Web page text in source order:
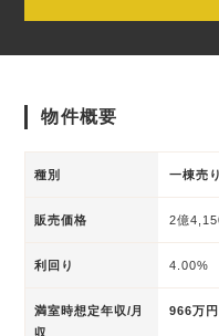
物件概要
種別 一棟売
販売価格 2億
利回り 4.00%
満室時想定年収/月
収
966万